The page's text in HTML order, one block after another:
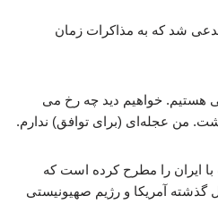
شد که به مذاکرات زمان
هستیم. خواهیم دید چه رخ می
من عجله‌ای (برای توافق) ندارم.
ایران را مطرح کرده است که
گذشته آمریکا و رژیم صهیونیستی